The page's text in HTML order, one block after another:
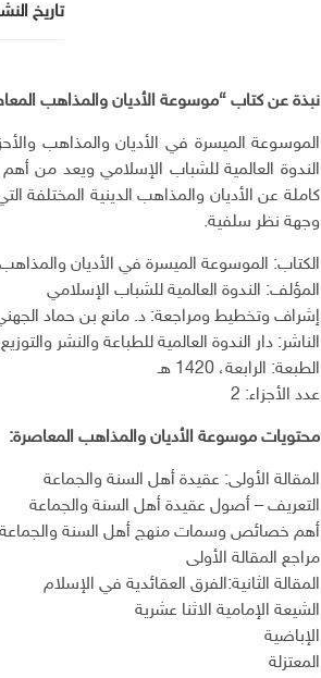
تاريخ
نبذة عن كتاب “موسوعة الأديان والمذاهب
الموسوعة الميسرة في الأديان والمذاهب
الندوة العالمية للشباب الإسلامي ويعد من
كاملة عن الأديان والمذاهب الدينية المختلفة
وجهة نظر سلفية.
الكتاب: الموسوعة الميسرة في الأديان
المؤلف: الندوة العالمية للشباب الإسلامي
إشراف وتخطيط ومراجعة: د. مانع بن حماد
الناشر: دار الندوة العالمية للطباعة والنشر والتوزيع
الطبعة: الرابعة، 1420 هـ
عدد الأجزاء: 2
محتويات موسوعة الأديان والمذاهب المعاصرة:
المقالة الأولى: عقيدة أهل السنة والجماعة
التعريف – أصول عقيدة أهل السنة والجماعة
أهم خصائص وسمات منهج أهل السنة والجماعة
مراجع المقالة الأولى
المقالة الثانية:الفرق العقائدية في الإسلام
الشيعة الإمامية الاثنا عشرية
الإباضية
المعتزلة